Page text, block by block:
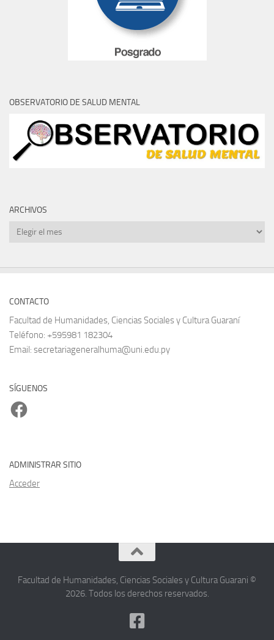
OBSERVATORIO DE SALUD MENTAL
ARCHIVOS
Archivos
CONTACTO
Facultad de Humanidades, Ciencias Sociales y Cultura Guaraní
Teléfono: +595981 182304
Email: secretariageneralhuma@uni.edu.py
SÍGUENOS
Facebook
ADMINISTRAR SITIO
Acceder
Facultad de Humanidades, Ciencias Sociales y Cultura Guarani ©
2026. Todos los derechos reservados.